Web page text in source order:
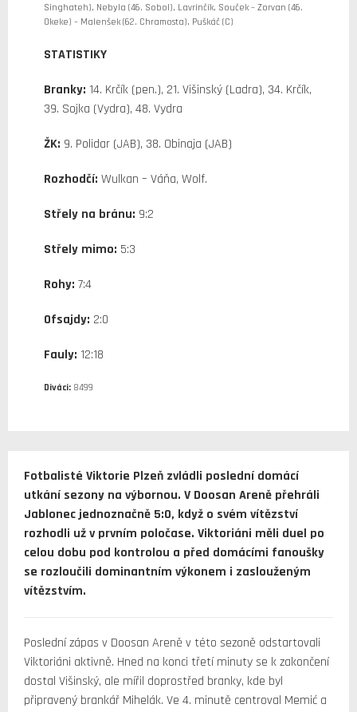
Singhateh), Nebyla (46. Sobol), Lavrinčík, Souček – Zorvan (46.
Okeke) – Malenšek (62. Chramosta), Puškáč (C)
STATISTIKY
Branky: 14. Krčík (pen.), 21. Višinský (Ladra), 34. Krčík,
39. Sojka (Vydra), 48. Vydra
ŽK: 9. Polidar (JAB), 38. Obinaja (JAB)
Rozhodčí: Wulkan – Váňa, Wolf.
Střely na bránu: 9:2
Střely mimo: 5:3
Rohy: 7:4
Ofsajdy: 2:0
Fauly: 12:18
Diváci: 8499
Fotbalisté Viktorie Plzeň zvládli poslední domácí
utkání sezony na výbornou. V Doosan Areně přehráli
Jablonec jednoznačně 5:0, když o svém vítězství
rozhodli už v prvním poločase. Viktoriáni měli duel po
celou dobu pod kontrolou a před domácími fanoušky
se rozloučili dominantním výkonem i zaslouženým
vítězstvím.
Poslední zápas v Doosan Areně v této sezoně odstartovali
Viktoriáni aktivně. Hned na konci třetí minuty se k zakončení
dostal Višinský, ale mířil doprostřed branky, kde byl
připravený brankář Mihelák. Ve 4. minutě centroval Memić a